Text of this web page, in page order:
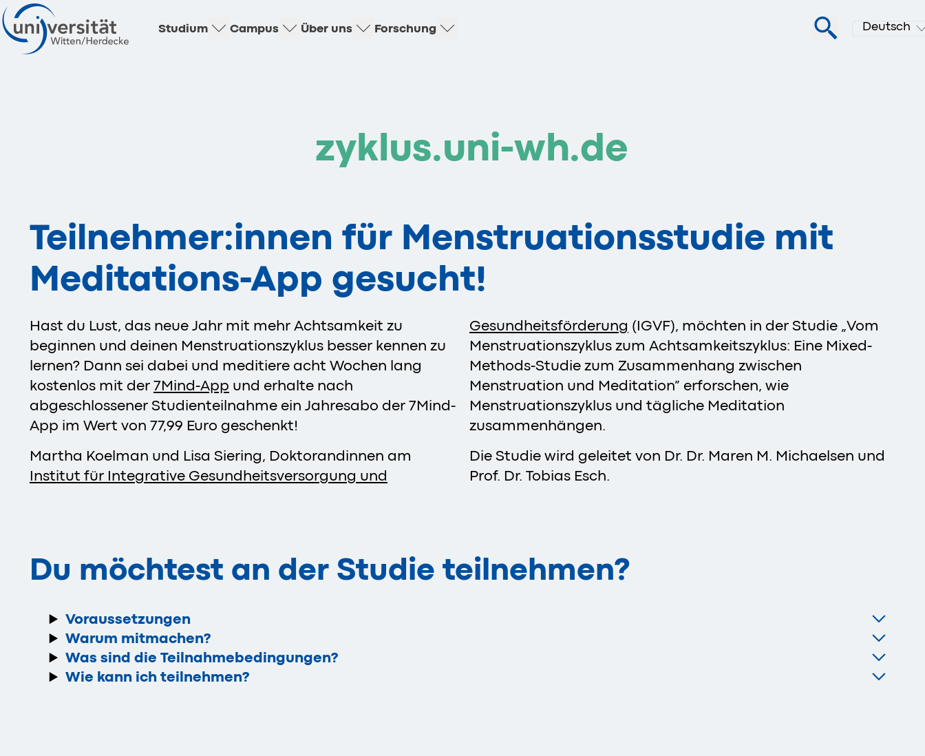
Studium Campus Über uns Forschung Deutsch
zyklus.uni-wh.de
Teilnehmer:innen für Menstruationsstudie mit
Meditations-App gesucht!
Hast du Lust, das neue Jahr mit mehr Achtsamkeit zu
beginnen und deinen Menstruationszyklus besser kennen zu
lernen? Dann sei dabei und meditiere acht Wochen lang
kostenlos mit der 7Mind-App und erhalte nach
abgeschlossener Studienteilnahme ein Jahresabo der 7Mind-
App im Wert von 77,99 Euro geschenkt!
Martha Koelman und Lisa Siering, Doktorandinnen am
Institut für Integrative Gesundheitsversorgung und
Gesundheitsförderung (IGVF), möchten in der Studie „Vom
Menstruationszyklus zum Achtsamkeitszyklus: Eine Mixed-
Methods-Studie zum Zusammenhang zwischen
Menstruation und Meditation” erforschen, wie
Menstruationszyklus und tägliche Meditation
zusammenhängen.
Die Studie wird geleitet von Dr. Dr. Maren M. Michaelsen und
Prof. Dr. Tobias Esch.
Du möchtest an der Studie teilnehmen?
Voraussetzungen
Warum mitmachen?
Was sind die Teilnahmebedingungen?
Wie kann ich teilnehmen?